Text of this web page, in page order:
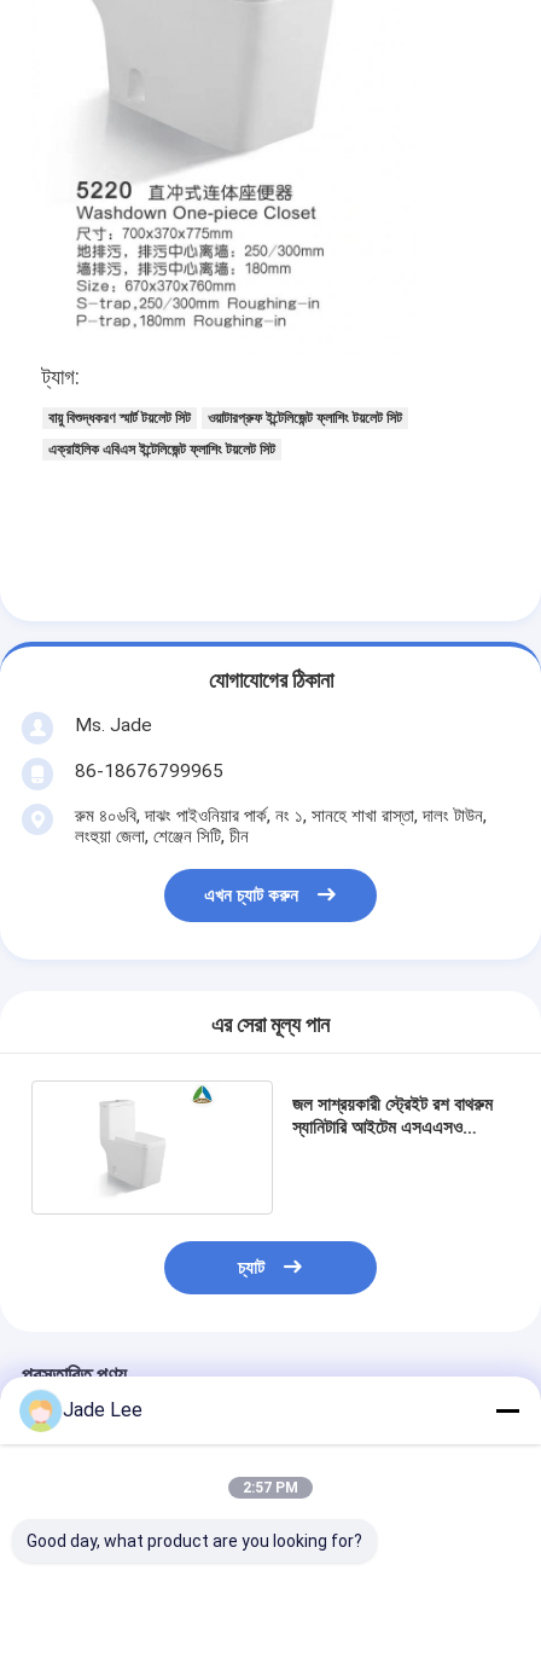
ভিডিও
আমাদের সম্বন্ধে
কারখানা পরিদর্শন
আমাদের সাথে যোগাযোগ
খবর
মর্টাইজ ডোর লক
সিলিন্ডার ডোর বোতাম
টিউবুলার লক
ধাতব স্লাইডিং দরজার লক
বাথরুমের স্যানিটারি সামগ্রী
বাথরুমের ঝরনা প্যানেল
বাথরুম আনুষাঙ্গিক
বাথরুমের ক্যাবিনেটের সেট
আসবাবপত্রের হ্যান্ডল এবং বোতাম
হ্যান্ডব্যাগ আনুষাঙ্গিক হার্ডওয়্যার
ট্যাগ:
বায়ু বিশুদ্ধকরণ স্মার্ট টয়লেট সিট
ওয়াটারপ্রুফ ইন্টেলিজেন্ট ফ্লাশিং টয়লেট সিট
এক্রাইলিক এবিএস ইন্টেলিজেন্ট ফ্লাশিং টয়লেট সিট
যোগাযোগের ঠিকানা
Ms. Jade
86-18676799965
রুম ৪০৬বি, দাঝং পাইওনিয়ার পার্ক, নং ১, সানহে শাখা রাস্তা, দালং টাউন,
লংহুয়া জেলা, শেঞ্জেন সিটি, চীন
এখন চ্যাট করুন
এর সেরা মূল্য পান
জল সাশ্রয়কারী স্ট্রেইট রশ বাথরুম
স্যানিটারি আইটেম এসএএসও
চ্যাট
প্রস্তাবিত পণ্য
Jade Lee
2:57 PM
Good day, what product are you looking for?